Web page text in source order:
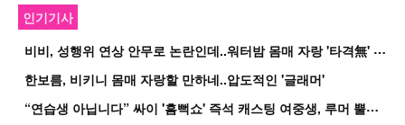
인기기사
비
비, 성행위 연상 안무로 논란인데..워터밤 몸매 자랑 '타격無' 근황
한보름, 비키니 몸매 자랑할 만하네..압도적인 '글래머'
“
연습생 아닙니다” 싸이 '흠뻑쇼' 즉석 캐스팅 여중생, 루머 뿔났다[Oh!쎈 이...